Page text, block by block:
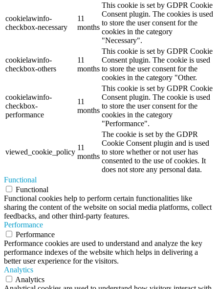
cookielawinfo-
checkbox-necessary
11
months
This cookie is set by GDPR Cookie
Consent plugin. The cookies is used
to store the user consent for the
cookies in the category
"Necessary".
cookielawinfo-
checkbox-others
11
months
This cookie is set by GDPR Cookie
Consent plugin. The cookie is used
to store the user consent for the
cookies in the category "Other.
cookielawinfo-
checkbox-
performance
11
months
This cookie is set by GDPR Cookie
Consent plugin. The cookie is used
to store the user consent for the
cookies in the category
"Performance".
viewed_cookie_policy
11
months
The cookie is set by the GDPR
Cookie Consent plugin and is used
to store whether or not user has
consented to the use of cookies. It
does not store any personal data.
Functional
Functional
Functional cookies help to perform certain functionalities like
sharing the content of the website on social media platforms, collect
feedbacks, and other third-party features.
Performance
Performance
Performance cookies are used to understand and analyze the key
performance indexes of the website which helps in delivering a
better user experience for the visitors.
Analytics
Analytics